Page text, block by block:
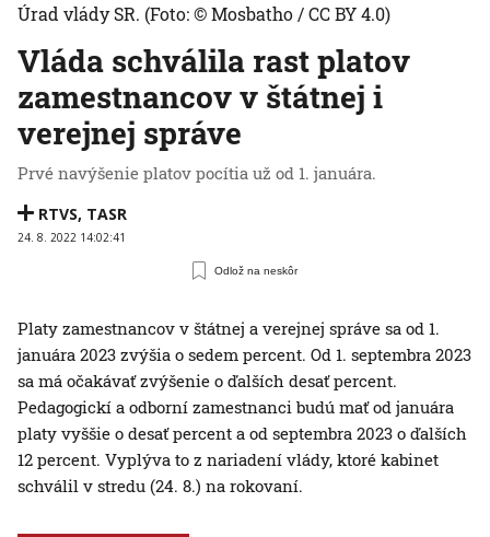
Vláda schválila rast platov
zamestnancov v štátnej i
verejnej správe
Prvé navýšenie platov pocítia už od 1. januára.
RTVS, TASR
24. 8. 2022 14:02:41
Odlož na neskôr
Úrad vlády SR. (Foto: © Mosbatho / CC BY 4.0)
Platy zamestnancov v štátnej a verejnej správe sa od 1.
januára 2023 zvýšia o sedem percent. Od 1. septembra 2023
sa má očakávať zvýšenie o ďalších desať percent.
Pedagogickí a odborní zamestnanci budú mať od januára
platy vyššie o desať percent a od septembra 2023 o ďalších
12 percent. Vyplýva to z nariadení vlády, ktoré kabinet
schválil v stredu (24. 8.) na rokovaní.